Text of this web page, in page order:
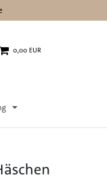
0,00 EUR